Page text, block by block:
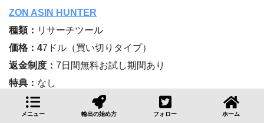
ZON ASIN HUNTER
種類： リサーチツール
価格：47ドル（買い切りタイプ）
返金制度： 7日間無料お試し期間あり
特典： なし
対応市場：
アメリカ
FBA販売or無在庫販売：FBA販売と無在庫販売の両方に利
メニュー 輸出の始め方 フォロー ホーム